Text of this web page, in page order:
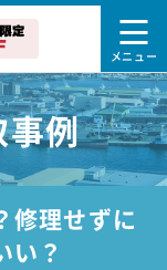
例
修理せずに
い？